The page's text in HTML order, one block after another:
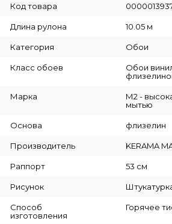
Код товара
Длина рулона 10.05 м
Категория Обои
Класс обоев
Обои
Марка
М2 -
мытью
Основа флизелин
Производитель KERAMA
Раппорт 53 см
Рисунок
Способ
изготовления
Горячее